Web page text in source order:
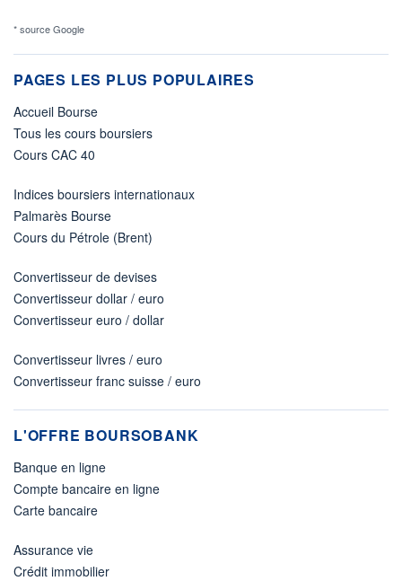
* source Google
PAGES LES PLUS POPULAIRES
Accueil Bourse
Tous les cours boursiers
Cours CAC 40
Indices boursiers internationaux
Palmarès Bourse
Cours du Pétrole (Brent)
Convertisseur de devises
Convertisseur dollar / euro
Convertisseur euro / dollar
Convertisseur livres / euro
Convertisseur franc suisse / euro
L'OFFRE BOURSOBANK
Banque en ligne
Compte bancaire en ligne
Carte bancaire
Assurance vie
Crédit immobilier